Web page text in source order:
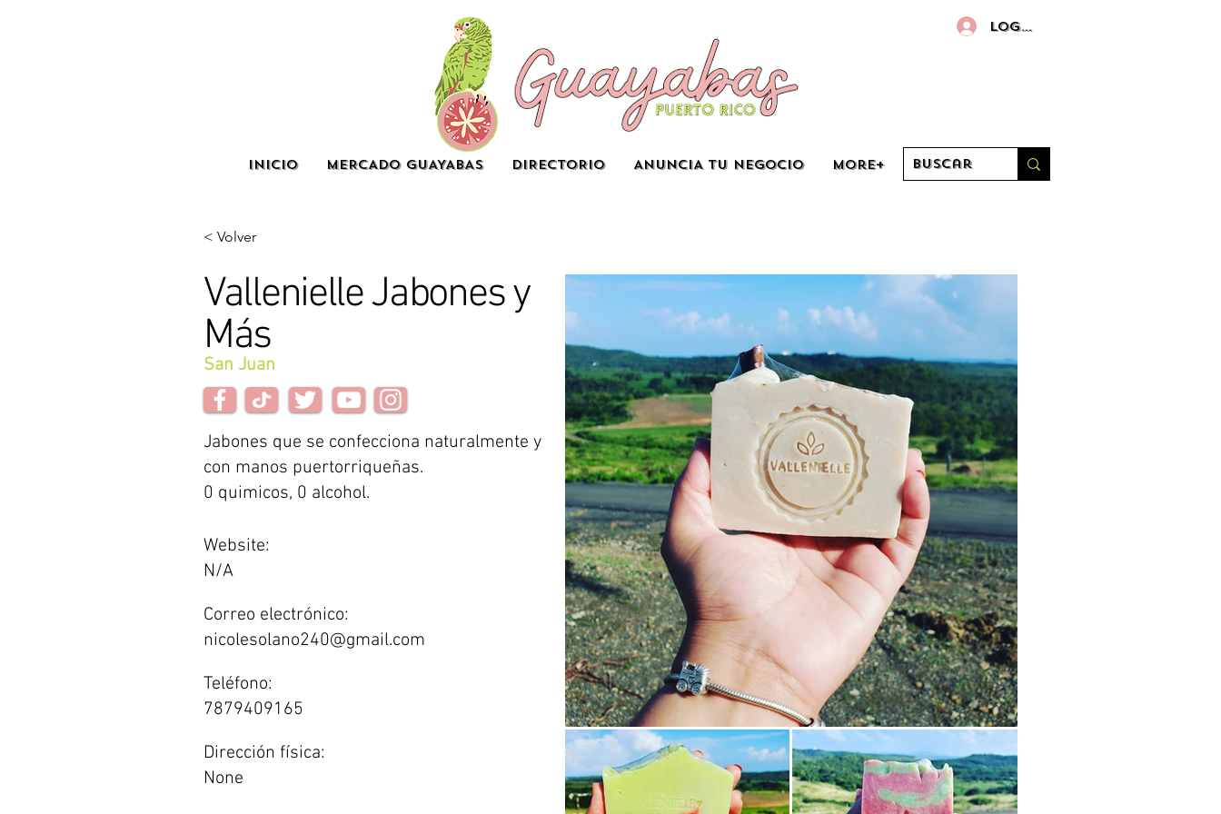
INICIO MERCADO GUAYABAS DIRECTORIO ANUNCIA TU NEGOCIO More+
Log in
< Volver
Vallenielle Jabones y
Más
San Juan
Jabones que se confecciona naturalmente y
con manos puertorriqueñas.
0 quimicos, 0 alcohol.
Website:
N/A
Correo electrónico:
nicolesolano240@gmail.com
Teléfono:
7879409165
Dirección física:
None